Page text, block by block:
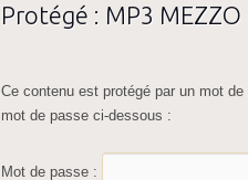
Protégé : MP3 MEZZO
Ce contenu est protégé par un mot
mot de passe ci-dessous :
Mot de passe :